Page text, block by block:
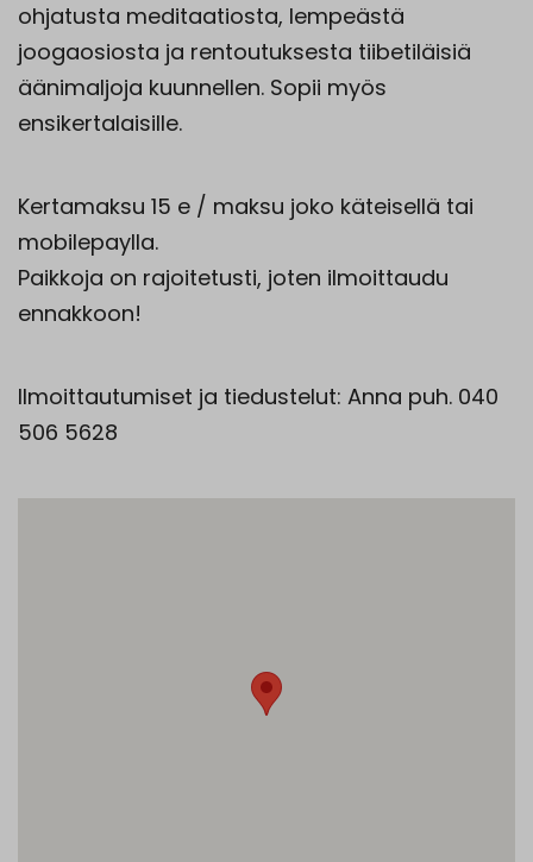
ohjatusta meditaatiosta, lempeästä
joogaosiosta ja rentoutuksesta tiibetiläisiä
äänimaljoja kuunnellen. Sopii myös
ensikertalaisille.
Kertamaksu 15 e / maksu joko käteisellä tai
mobilepaylla.
Paikkoja on rajoitetusti, joten ilmoittaudu
ennakkoon!
Ilmoittautumiset ja tiedustelut: Anna puh. 040
506 5628